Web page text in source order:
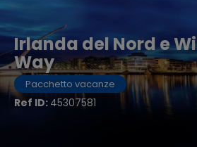
Irlanda del Nord e
Way
Pacchetto vacanze
Ref ID: 45307581